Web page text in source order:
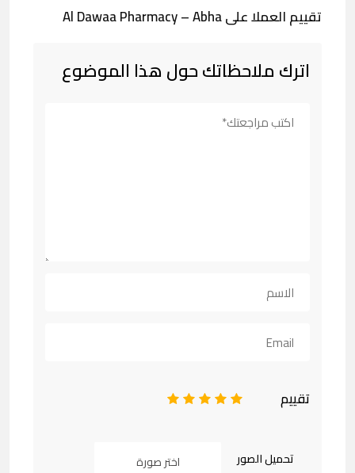
تقييم العملا على Al Dawaa Pharmacy – Abha
اترك ملاحظاتك حول هذا الموضوع
تقييم 5
4
3
2
تحميل الصور اختر صورة